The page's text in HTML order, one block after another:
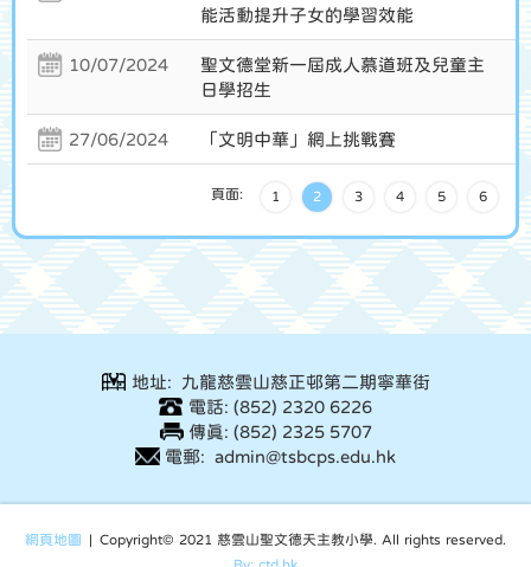
能活動提升子女的學習效能
10/07/2024
聖文德堂新一屆成人慕道班及兒童主
日學招生
27/06/2024 「文明中華」網上挑戰賽
頁面: 1 2 3 4 5 6
地址: 九龍慈雲山慈正邨第二期寧華街
電話: (852) 2320 6226
傳真: (852) 2325 5707
電郵: admin@tsbcps.edu.hk
網頁地圖 | Copyright© 2021 慈雲山聖文德天主教小學. All rights reserved.